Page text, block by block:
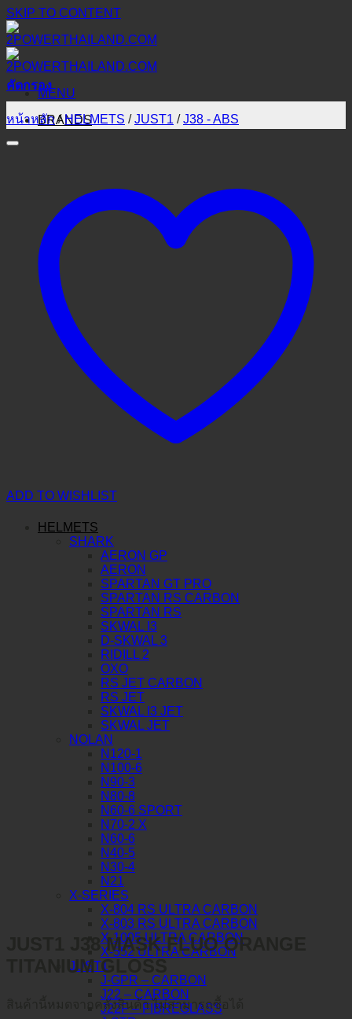
SKIP TO CONTENT
MENU
BRANDS
HELMETS
SHARK
AERON GP
AERON
SPARTAN GT PRO
SPARTAN RS CARBON
SPARTAN RS
SKWAL I3
D-SKWAL 3
RIDILL 2
OXO
RS JET CARBON
RS JET
SKWAL I3 JET
SKWAL JET
NOLAN
N120-1
N100-6
N90-3
N80-8
N60-6 SPORT
N70-2 X
N60-6
N40-5
N30-4
N21
X-SERIES
X-804 RS ULTRA CARBON
X-803 RS ULTRA CARBON
X-1005 ULTRA CARBON
X-552 ULTRA CARBON
JUST1
J-GPR – CARBON
J22 – CARBON
J22F – FIBREGLASS
คัดกรอง
หน้าหลัก / HELMETS / JUST1 / J38 - ABS
ADD TO WISHLIST
JUST1 J38 MASK FLUO ORANGE
TITANIUM GLOSS
สินค้านี้หมดจากคลังสินค้า ไม่สามารถซื้อได้